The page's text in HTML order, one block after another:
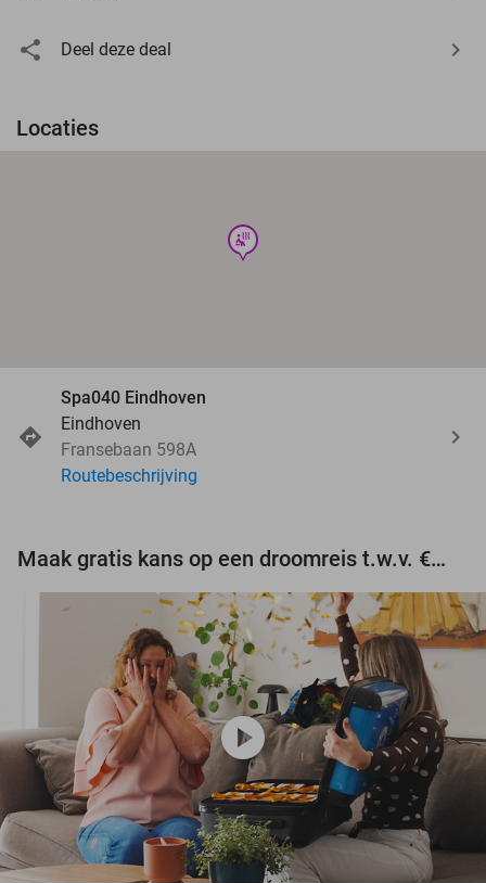
Deel deze deal
Locaties
wellness
Spa040 Eindhoven
Eindhoven
Fransebaan 598A
Routebeschrijving
Maak gratis kans op een droomreis t.w.v. €3.000!
play_circle